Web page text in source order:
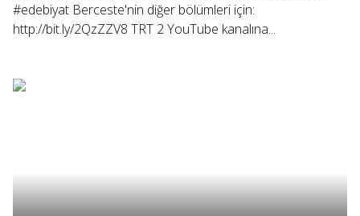
#edebiyat Berceste'nin diğer bölümleri için:
http://bit.ly/2QzZZV8 TRT 2 YouTube kanalına...